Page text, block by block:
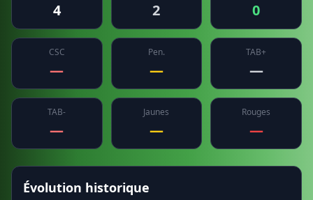
4 2 0
CSC
—
Pen.
—
TAB+
—
TAB-
—
Jaunes
—
Rouges
—
Évolution historique